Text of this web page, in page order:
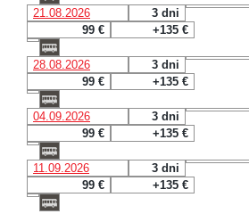
21.08.2026
3 dni
99 €
+135 €
28.08.2026
3 dni
99 €
+135 €
04.09.2026
3 dni
99 €
+135 €
11.09.2026
3 dni
99 €
+135 €